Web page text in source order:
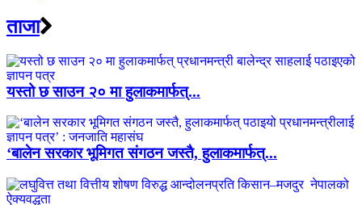
ताजा
यस्तो छ साउन २० मा हुलाकमार्फत्...
‘बालेन सरकार भूमिगत संगठन जस्तै, हुलाकमार्फत्...